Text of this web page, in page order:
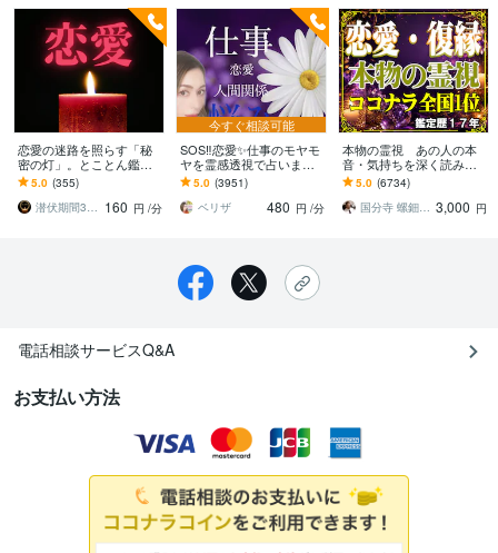
恋愛の迷路を照らす「秘
密の灯」。とことん鑑定
します ◆霊視・タロッ
ト・オラクル、算命学、
ダウジングの複合徹底鑑
5.0 (355)
潜伏期間30年の霊視・占術鑑定 ひのわ 160 円 /分
今すぐ相談可能
SOS‼️恋愛✨仕事のモヤモ
ヤを霊感透視で占います
流れを変えたい時、人生
の転機を迎えている時に
ご相談ください
5.0 (3951)
ベリザ
480 円 /分
本物の霊視 あの人の本
音・気持ちを深く読み解
きます 鑑定歴17年 恋
愛・復縁・音信不通・複
雑恋愛に対応
5.0 (6734)
国分寺 螺鈿 RADEN 3,000 円
電話相談サービスQ&A
お支払い方法